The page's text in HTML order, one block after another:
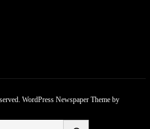
WordPress Newspaper Themeby